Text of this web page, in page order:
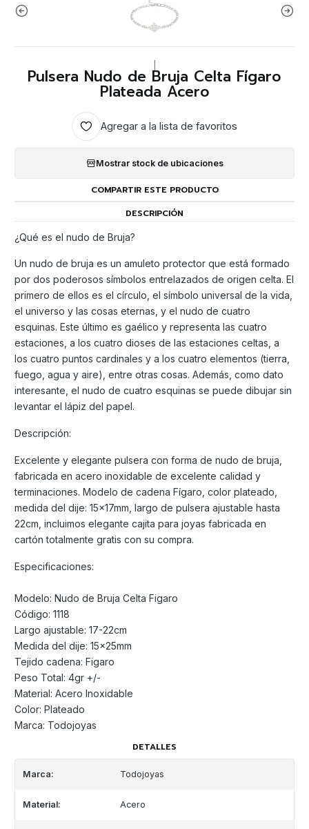
Pulsera Nudo de Bruja Celta Fígaro
Plateada Acero
Agregar a la lista de favoritos
Mostrar stock de ubicaciones
COMPARTIR ESTE PRODUCTO
DESCRIPCIÓN
¿Qué es el nudo de Bruja?
Un nudo de bruja es un amuleto protector que está formado
por dos poderosos símbolos entrelazados de origen celta. El
primero de ellos es el círculo, el símbolo universal de la vida,
el universo y las cosas eternas, y el nudo de cuatro
esquinas. Este último es gaélico y representa las cuatro
estaciones, a los cuatro dioses de las estaciones celtas, a
los cuatro puntos cardinales y a los cuatro elementos (tierra,
fuego, agua y aire), entre otras cosas. Además, como dato
interesante, el nudo de cuatro esquinas se puede dibujar sin
levantar el lápiz del papel.
Descripción:
Excelente y elegante pulsera con forma de nudo de bruja,
fabricada en acero inoxidable de excelente calidad y
terminaciones. Modelo de cadena Fígaro, color plateado,
medida del dije: 15x17mm, largo de pulsera ajustable hasta
22cm, incluimos elegante cajita para joyas fabricada en
cartón totalmente gratis con su compra.
Especificaciones:
Modelo: Nudo de Bruja Celta Figaro
Código: 1118
Largo ajustable: 17-22cm
Medida del dije: 15x25mm
Tejido cadena: Figaro
Peso Total: 4gr +/-
Material: Acero Inoxidable
Color: Plateado
Marca: Todojoyas
DETALLES
Marca: Todojoyas
Material: Acero